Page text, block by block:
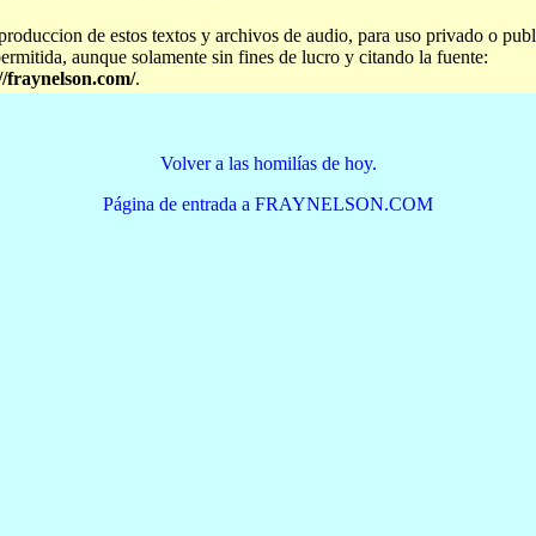
de estos textos y archivos de audio, para uso privado o
aunque solamente sin fines de lucro y citando la fuente:
fraynelson.com/.
Volver a las homilías de hoy.
Página de entrada a FRAYNELSON.COM